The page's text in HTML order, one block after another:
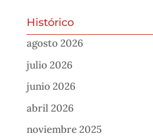
Histórico
agosto 2026
julio 2026
junio 2026
abril 2026
noviembre 2025